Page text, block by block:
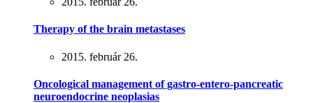
Therapy of the brain metastases
2015. február 26.
Oncological management of gastro-entero-pancreatic
neuroendocrine neoplasias